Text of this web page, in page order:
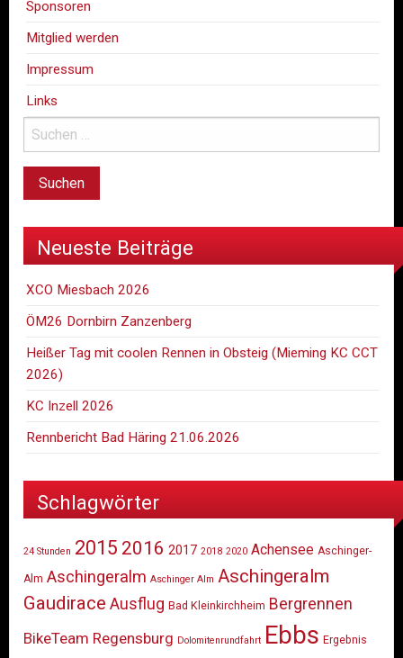
Sponsoren
Mitglied werden
Impressum
Links
Neueste Beiträge
XCO Miesbach 2026
ÖM26 Dornbirn Zanzenberg
Heißer Tag mit coolen Rennen in Obsteig (Mieming KC CCT
2026)
KC Inzell 2026
Rennbericht Bad Häring 21.06.2026
Schlagwörter
24 Stunden 2015 2016 2017 2018 2020 Achensee Aschinger-
Alm Aschingeralm Aschinger Alm Aschingeralm
Gaudirace Ausflug Bad Kleinkirchheim Bergrennen
BikeTeam Regensburg Dolomitenrundfahrt Ebbs Ergebnis